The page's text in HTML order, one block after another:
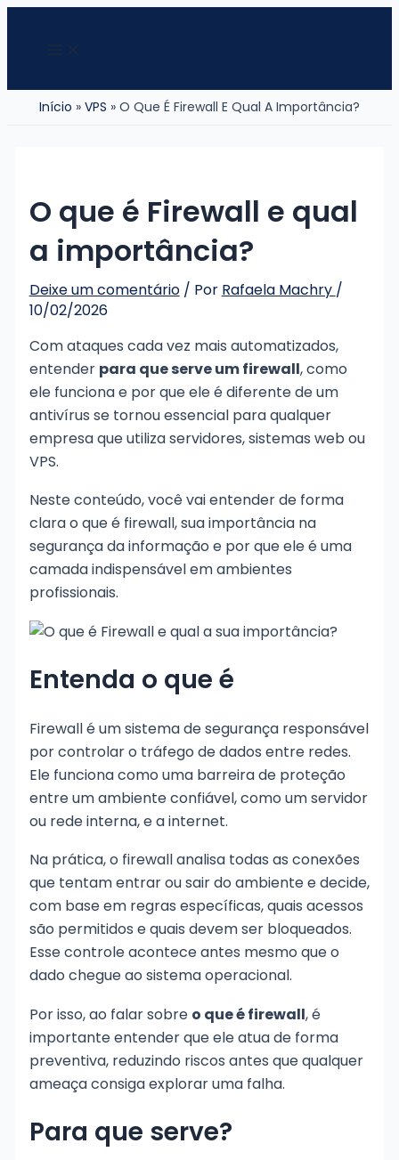
conteúdo
Início VPS O Que É Firewall E Qual A Importância?
O que é Firewall e qual
a importância?
Deixe um comentário / Por Rafaela Machry /
10/02/2026
Com ataques cada vez mais automatizados,
entender para que serve um firewall, como
ele funciona e por que ele é diferente de um
antivírus se tornou essencial para qualquer
empresa que utiliza servidores, sistemas web ou
VPS.
Neste conteúdo, você vai entender de forma
clara o que é firewall, sua importância na
segurança da informação e por que ele é uma
camada indispensável em ambientes
profissionais.
Entenda o que é
Firewall é um sistema de segurança responsável
por controlar o tráfego de dados entre redes.
Ele funciona como uma barreira de proteção
entre um ambiente confiável, como um servidor
ou rede interna, e a internet.
Na prática, o firewall analisa todas as conexões
que tentam entrar ou sair do ambiente e decide,
com base em regras específicas, quais acessos
são permitidos e quais devem ser bloqueados.
Esse controle acontece antes mesmo que o
dado chegue ao sistema operacional.
Por isso, ao falar sobre o que é firewall, é
importante entender que ele atua de forma
preventiva, reduzindo riscos antes que qualquer
ameaça consiga explorar uma falha.
Para que serve?